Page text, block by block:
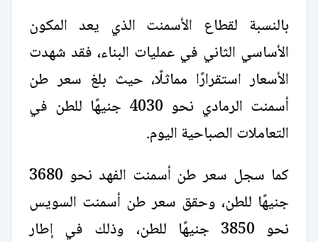
بالنسبة لقطاع الأسمنت الذي يعد المكون
الأساسي الثاني في عمليات البناء، فقد شهدت
الأسعار استقرارًا مماثلًا، حيث بلغ سعر طن
أسمنت الرمادي نحو 4030 جنيهًا للطن في
التعاملات الصباحية اليوم.
كما سجل سعر طن أسمنت الفهد نحو 3680
جنيهًا للطن، وحقق سعر طن أسمنت السويس
نحو 3850 جنيهًا للطن، وذلك في إطار